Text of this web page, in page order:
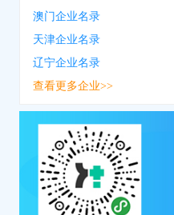
澳门企业名录
天津企业名录
辽宁企业名录
查看更多企业>>